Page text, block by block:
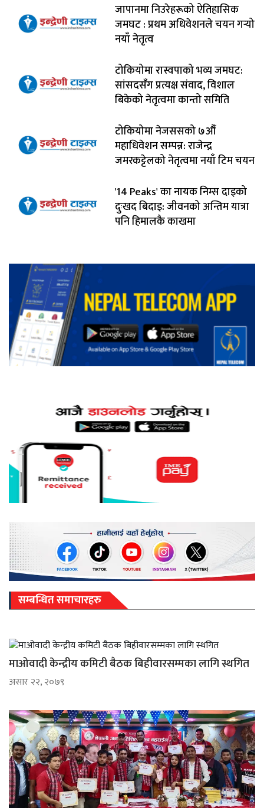
जापानमा निउरेहरूको ऐतिहासिक
जमघट : प्रथम अधिवेशनले चयन गर्‍यो
नयाँ नेतृत्व
टोकियोमा रास्वपाको भव्य जमघट:
सांसदसँग प्रत्यक्ष संवाद, विशाल
बिकेको नेतृत्वमा कान्तो समिति
टोकियोमा नेजससको ७औँ
महाधिवेशन सम्पन्न: राजेन्द्र
जमरकट्टेलको नेतृत्वमा नयाँ टिम चयन
'14 Peaks' का नायक निम्स दाइको
दुःखद बिदाइ: जीवनको अन्तिम यात्रा
पनि हिमालकै काखमा
सम्बन्धित समाचारहरु
माओवादी केन्द्रीय कमिटी बैठक बिहीवारसम्मका लागि स्थगित
असार २२, २०७९